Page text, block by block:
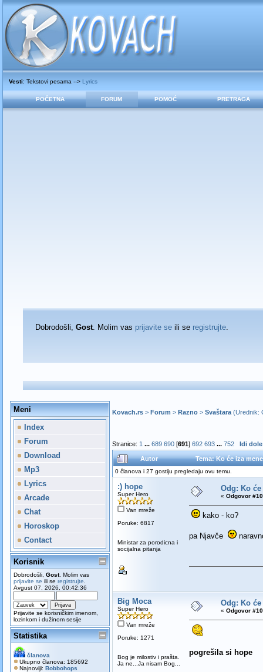
Vesti: Tekstovi pesama --> Lyrics
POČETNA FORUM POMOĆ PRETRAGA
Dobrodošli, Gost. Molim vas prijavite seili se registrujte.
Meni
Index
Forum
Download
Mp3
Lyrics
Arcade
Chat
Horoskop
Contact
Korisnik
Dobrodošli, Gost. Molim vas
prijavite se ili se registrujte
Avgust 07, 2026, 00:42:36
Prijavite se korisničkim imenom,
lozinkom i dužinom sesije
Statistika
članova
Ukupno članova: 185692
Najnoviji: Bobbohops
Kovach.rs> Forum > Razno> Svaštara(Urednik:
Stranice: 1 ... 689 690[691] 692 693 ... 752 Idi dole
Autor Tema: Ko će iza
0 članova i 27 gostiju pregledaju ovu temu.
:) hope
Super Hero
Van mreže
Poruke: 6817
Ministar za porodicna i
socijalna pitanja
Odg: Ko
« Odgovor
kako - ko?
pa Njavče
Big Moca
Super Hero
Van mreže
Poruke: 1271
Bog je milostiv i prašta.
Ja ne...Ja nisam Bog...
Odg: Ko
« Odgovor
pogrešila si hope